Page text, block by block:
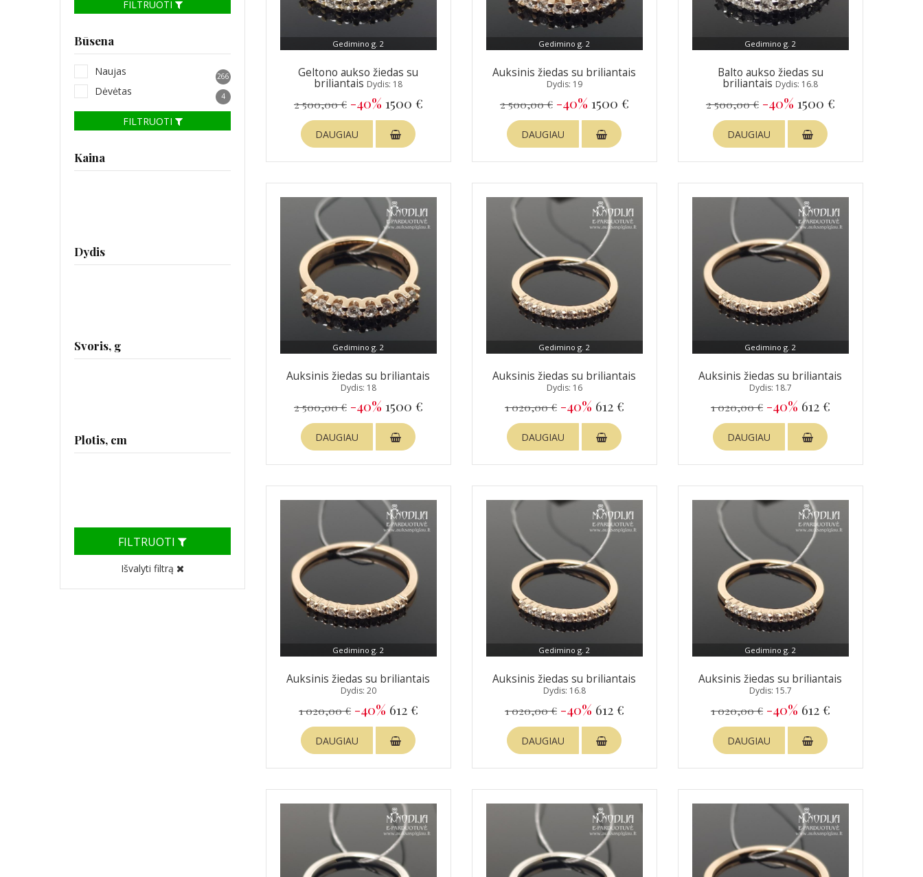
FILTRUOTI
Būsena
Naujas 266
Dėvėtas 4
FILTRUOTI
Kaina
Dydis
Svoris, g
Plotis, cm
FILTRUOTI
Išvalyti filtrą
Gedimino g. 2
Geltono aukso žiedas su
briliantais Dydis: 18
2 500,00 € -40% 1500 €
DAUGIAU
Gedimino g. 2
Auksinis žiedas su briliantais
Dydis: 19
2 500,00 € -40% 1500 €
DAUGIAU
Gedimino g. 2
Balto aukso žiedas su
briliantais Dydis: 16.8
2 500,00 € -40% 1500 €
DAUGIAU
Gedimino g. 2
Auksinis žiedas su briliantais
Dydis: 18
2 500,00 € -40% 1500 €
DAUGIAU
Gedimino g. 2
Auksinis žiedas su briliantais
Dydis: 16
1 020,00 € -40% 612 €
DAUGIAU
Gedimino g. 2
Auksinis žiedas su briliantais
Dydis: 18.7
1 020,00 € -40% 612 €
DAUGIAU
Gedimino g. 2
Auksinis žiedas su briliantais
Dydis: 20
1 020,00 € -40% 612 €
DAUGIAU
Gedimino g. 2
Auksinis žiedas su briliantais
Dydis: 16.8
1 020,00 € -40% 612 €
DAUGIAU
Gedimino g. 2
Auksinis žiedas su briliantais
Dydis: 15.7
1 020,00 € -40% 612 €
DAUGIAU